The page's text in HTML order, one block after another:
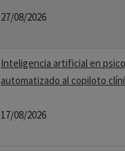
27/08/2026
Inteligencia artificial en
automatizado al copiloto
17/08/2026